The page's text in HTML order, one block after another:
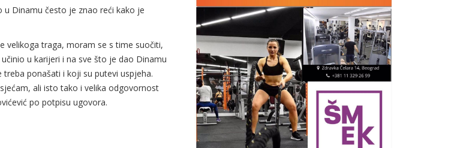
u Dinamu često je znao reći kako je
velikoga traga, moram se s time suočiti,
u karijeri i na sve što je dao Dinamu
ponašati i koji su putevi uspjeha.
ali isto tako i velika odgovornost
po potpisu ugovora.